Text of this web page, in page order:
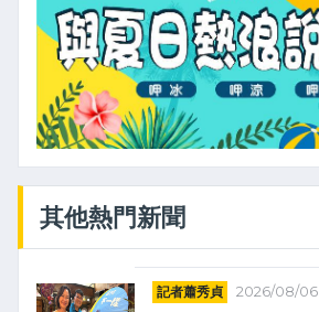
其他熱門新聞
記者蕭秀貞 2026/08/06